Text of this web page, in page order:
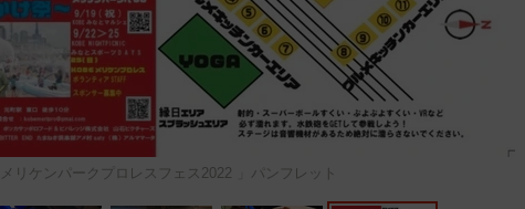
メリケンパークプロレスフェス2022 」パンフレット